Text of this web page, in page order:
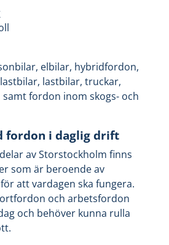
elbilar, hybridfordon,
lastbilar, truckar,
fordon inom skogs- och
fordon i daglig drift
av Storstockholm finns
som är beroende av
att vardagen ska fungera.
och arbetsfordon
och behöver kunna rulla